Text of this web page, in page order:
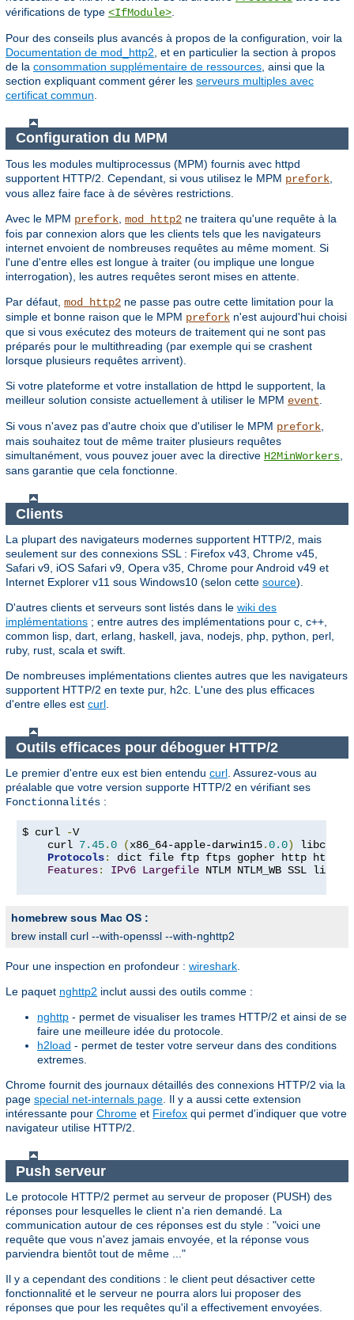
vérifications de type <IfModule>
Pour des conseils plus avancés à propos de la configuration, voir la
Documentation de mod_http2 , et en particulier la section à propos
de la consommation supplémentaire de ressources , ainsi que la
section expliquant comment gérer les serveurs multiples avec
certificat commun
Configuration du MPM
Tous les modules multiprocessus (MPM) fournis avec httpd
supportent HTTP/2. Cependant, si vous utilisez le MPM prefork
vous allez faire face à de sévères restrictions.
Avec le MPM prefork mod_http2 ne traitera qu'une requête à la
fois par connexion alors que les clients tels que les navigateurs
internet envoient de nombreuses requêtes au même moment. Si
l'une d'entre elles est longue à traiter (ou implique une longue
interrogation), les autres requêtes seront mises en attente.
Par défaut, mod_http2 ne passe pas outre cette limitation pour la
simple et bonne raison que le MPM prefork n'est aujourd'hui choisi
que si vous exécutez des moteurs de traitement qui ne sont pas
préparés pour le multithreading (par exemple qui se crashent
lorsque plusieurs requêtes arrivent).
Si votre plateforme et votre installation de httpd le supportent, la
meilleur solution consiste actuellement à utiliser le MPM event
Si vous n'avez pas d'autre choix que d'utiliser le MPM prefork
mais souhaitez tout de même traiter plusieurs requêtes
simultanément, vous pouvez jouer avec la directive H2MinWorkers
sans garantie que cela fonctionne.
Clients
La plupart des navigateurs modernes supportent HTTP/2, mais
seulement sur des connexions SSL : Firefox v43, Chrome v45,
Safari v9, iOS Safari v9, Opera v35, Chrome pour Android v49 et
Internet Explorer v11 sous Windows10 (selon cette source).
D'autres clients et serveurs sont listés dans le wiki des
implémentations ; entre autres des implémentations pour c, c++,
common lisp, dart, erlang, haskell, java, nodejs, php, python, perl,
ruby, rust, scala et swift.
De nombreuses implémentations clientes autres que les navigateurs
supportent HTTP/2 en texte pur, h2c. L'une des plus efficaces
d'entre elles est curl
Outils efficaces pour déboguer HTTP/2
Le premier d'entre eux est bien entendu curl. Assurez-vous au
préalable que votre version supporte HTTP/2 en vérifiant ses
Fonctionnalités :
$ curl -V
    curl
7.45.0 (x86_64-apple-darwin15.0.0) libcurl
Protocols:
dict file ftp ftps gopher http https
Features: IPv6 Largefile NTLM NTLM_WB SSL libz
homebrew sous Mac OS :
brew install curl --with-openssl --with-nghttp2
Pour une inspection en profondeur : wireshark.
Le paquet nghttp2 inclut aussi des outils comme :
nghttp - permet de visualiser les trames HTTP/2 et ainsi de se
faire une meilleure idée du protocole.
h2load - permet de tester votre serveur dans des conditions
extremes.
Chrome fournit des journaux détaillés des connexions HTTP/2 via la
page special net-internals page. Il y a aussi cette extension
intéressante pour Chrome et Firefox qui permet d'indiquer que votre
navigateur utilise HTTP/2.
Push serveur
Le protocole HTTP/2 permet au serveur de proposer (PUSH) des
réponses pour lesquelles le client n'a rien demandé. La
communication autour de ces réponses est du style : "voici une
requête que vous n'avez jamais envoyée, et la réponse vous
parviendra bientôt tout de même ..."
Il y a cependant des conditions : le client peut désactiver cette
fonctionnalité et le serveur ne pourra alors lui proposer des
réponses que pour les requêtes qu'il a effectivement envoyées.